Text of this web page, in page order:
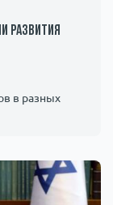
развития
в разных